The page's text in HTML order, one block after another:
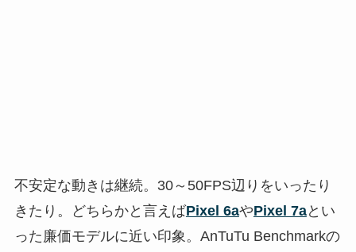
不安定な動きは継続。30～50FPS辺りをいったり
きたり。どちらかと言えばPixel 6aやPixel 7aとい
った廉価モデルに近い印象。AnTuTu Benchmarkの